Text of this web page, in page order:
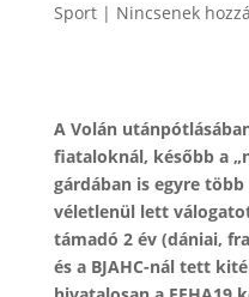
Sport| Nincsenek
A Volán
fiataloknál, később a
gárdában is egyre
véletlenül lett
támadó 2 év (dániai,
és a BJAHC-nál tett